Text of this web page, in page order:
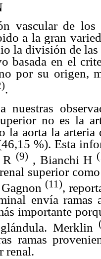
vascular de los
a la gran
la división de las
basada en el
por su origen,
.
nuestras
no es la
la aorta la
%). Esta
(9) , Bianchi H
superior
(11),
envía ramas
importante
Merklin
ramas
renal.